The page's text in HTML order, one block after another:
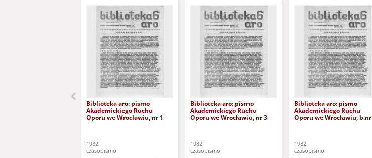
Biblioteka aro: pismo
Akademickiego Ruchu
Oporu we Wrocławiu, nr 1
1982
czasopismo
Biblioteka aro: pismo
Akademickiego Ruchu
Oporu we Wrocławiu, nr 3
1982
czasopismo
Biblioteka aro: pismo
Akademickiego Ruchu
Oporu we Wrocławiu, b.nr
1982
czasopismo